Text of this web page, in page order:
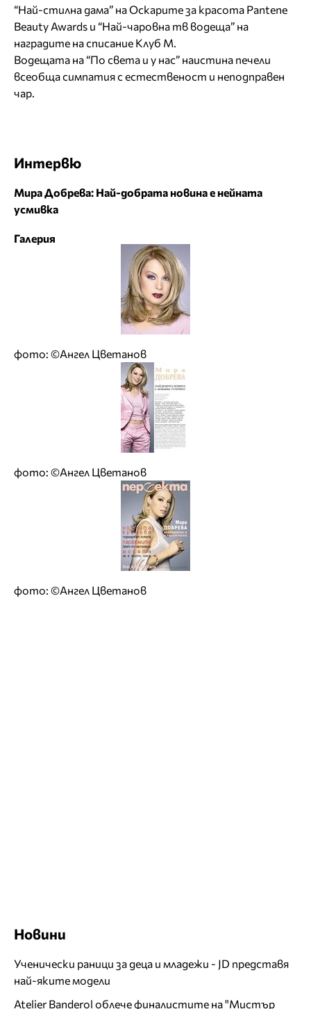
“Най-стилна дама” на Оскарите за красота Pantene
Beauty Awards и “Най-чаровна тв водеща” на
наградите на списание Клуб М.
Водещата на “По света и у нас” наистина печели
всеобща симпатия с естественост и неподправен
чар.
Интервю
Мира Добрева: Най-добрата новина е нейната
усмивка
Галерия
фото: ©Ангел Цветанов
фото: ©Ангел Цветанов
фото: ©Ангел Цветанов
Новини
Ученически раници за деца и младежи - JD представя
най-яките модели
Atelier Banderol облече финалистите на "Мистър